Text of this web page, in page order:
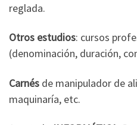
reglada.
Otros estudios: cursos
(denominación, duración,
Carnés de manipulador de
maquinaría, etc.